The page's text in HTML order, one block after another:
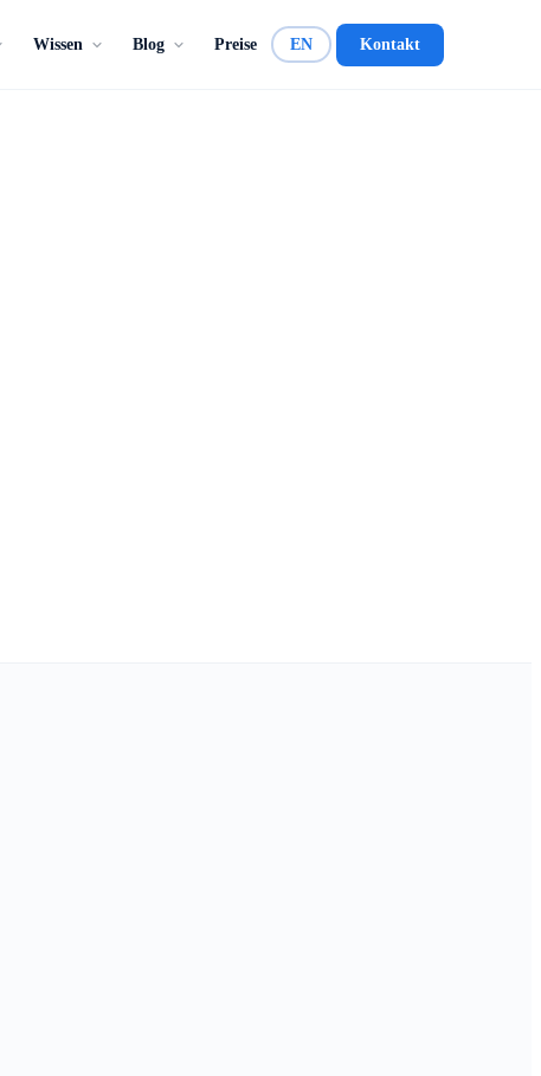
Wissen Blog Preise EN Kontakt